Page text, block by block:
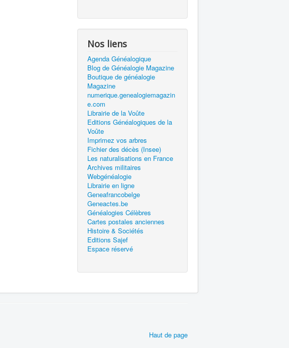
Nos liens
Agenda Généalogique
Blog de Généalogie Magazine
Boutique de généalogie
Magazine
numerique.genealogiemagazin
e.com
Librairie de la Voûte
Editions Généalogiques de la
Voûte
Imprimez vos arbres
Fichier des décès (Insee)
Les naturalisations en France
Archives militaires
Webgénéalogie
Librairie en ligne
Geneafrancobelge
Geneactes.be
Généalogies Célèbres
Cartes postales anciennes
Histoire & Sociétés
Editions Sajef
Espace réservé
Haut de page